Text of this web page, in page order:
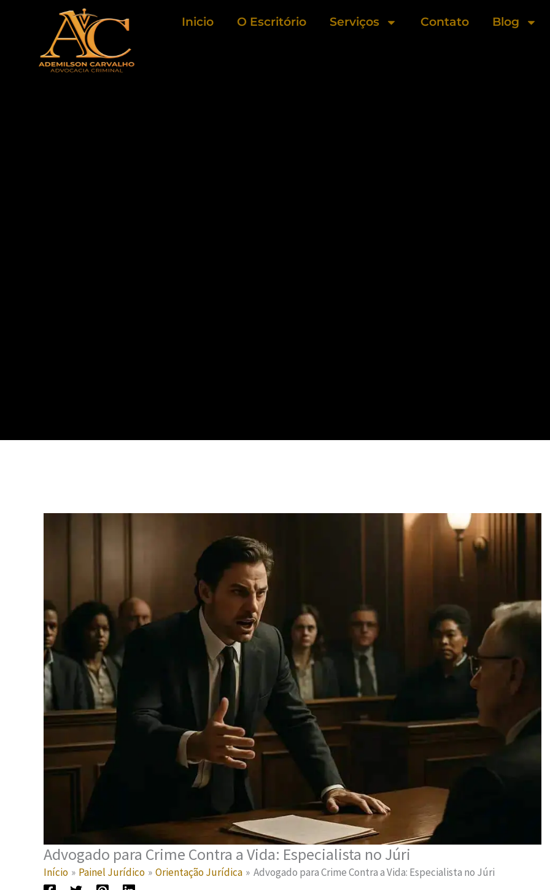
conteúdo
Inicio O Escritório Serviços Contato Blog
Advogado para Crime Contra a Vida: Especialista no Júri
Início Painel Jurídico Orientação Jurídica Advogado para Crime Contra a Vida: Especialista no Júri